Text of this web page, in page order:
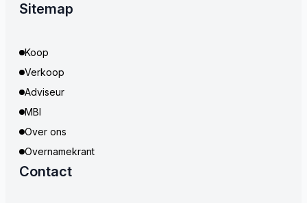
Sitemap
Koop
Verkoop
Adviseur
MBI
Over ons
Overnamekrant
Contact